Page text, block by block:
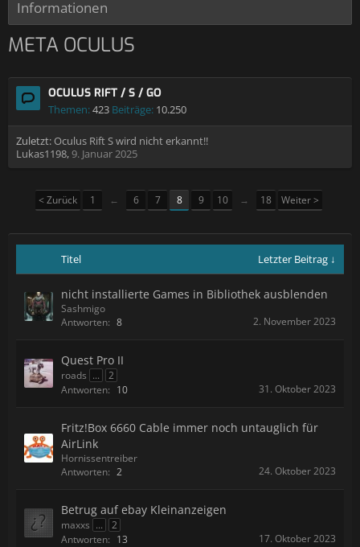
Informationen
META OCULUS
OCULUS RIFT / S / GO
Themen:423 Beiträge: 10.250
Zuletzt: Oculus Rift S wird nicht erkannt!!
Lukas1198,9. Januar 2025
< Zurück 1 ← 6 7 8 9 10 → 18 Weiter >
Titel Letzter Beitrag ↓
nicht installierte Games in Bibliothek ausblenden
Sashmigo
Antworten: 8 2. November 2023
Quest Pro II
roads ...
2
Antworten: 10 31. Oktober 2023
Fritz!Box 6660 Cable immer noch untauglich für
AirLink
Hornissentreiber
Antworten: 2 24. Oktober 2023
Betrug auf ebay Kleinanzeigen
maxxs ...
2
Antworten: 13 17. Oktober 2023